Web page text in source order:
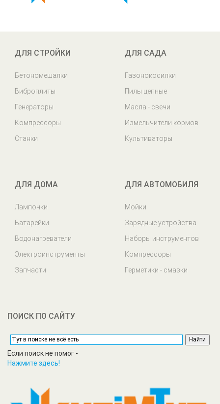
ДЛЯ СТРОЙКИ
Бетономешалки
Виброплиты
Генераторы
Компрессоры
Станки
ДЛЯ САДА
Газонокосилки
Пилы цепные
Масла - свечи
Измельчители кормов
Культиваторы
ДЛЯ ДОМА
Лампочки
Батарейки
Водонагреватели
Электроинструменты
Запчасти
ДЛЯ АВТОМОБИЛЯ
Мойки
Зарядные устройства
Наборы инструментов
Компрессоры
Герметики - смазки
ПОИСК ПО САЙТУ
Если поиск не помог -
Нажмите здесь!